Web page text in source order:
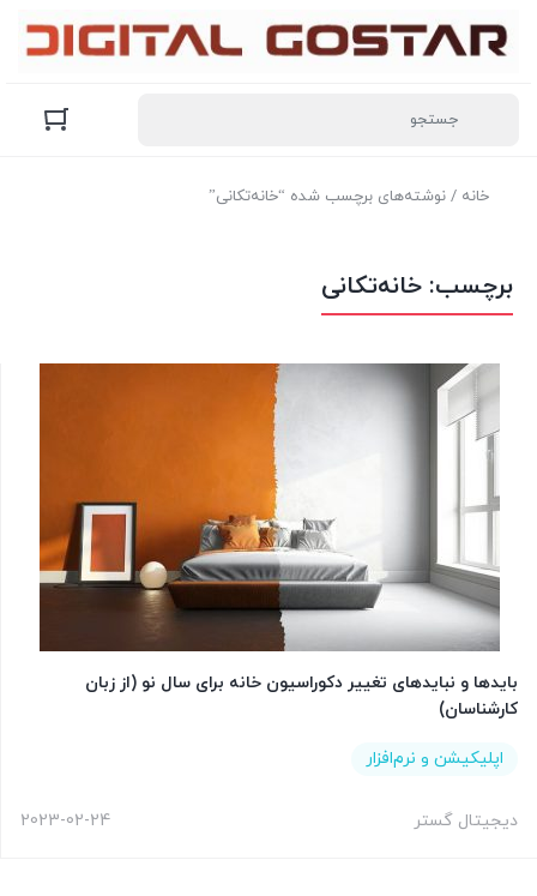
خانه / نوشته‌های برچسب شده “خانه‌تکانی”
برچسب: خانه‌تکانی
بایدها و نبایدهای تغییر دکوراسیون خانه برای سال نو (از زبان
کارشناسان)
اپلیکیشن و نرم‌افزار
دیجیتال گستر 2023-02-24